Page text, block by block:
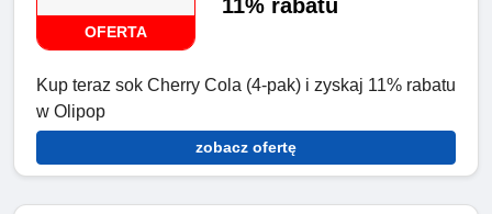
OFERTA
11% rabatu
Kup teraz sok Cherry Cola (4-pak) i zyskaj 11% rabatu
w Olipop
zobacz ofertę